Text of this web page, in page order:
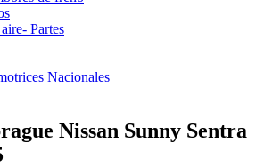
Partes
Nacionales
Nissan Sunny Sentra